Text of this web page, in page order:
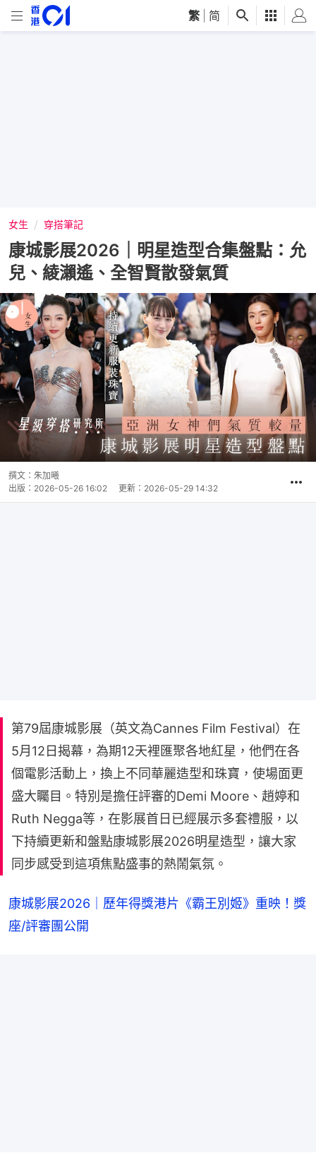
繁 简
女生 穿搭筆記
康城影展2026｜明星造型合集盤點：允
兒、綾瀨遙、全智賢散發氣質
撰文： 朱加曦
出版： 2026-05-26 16:02 更新： 2026-05-29 14:32
第79屆康城影展（英文為Cannes Film Festival）在
5月12日揭幕，為期12天裡匯聚各地紅星，他們在各
個電影活動上，換上不同華麗造型和珠寶，使場面更
盛大矚目。特別是擔任評審的Demi Moore、趙婷和
Ruth Negga等，在影展首日已經展示多套禮服，以
下持續更新和盤點康城影展2026明星造型，讓大家
同步感受到這項焦點盛事的熱鬧氣氛。
康城影展2026｜歷年得獎港片《霸王別姬》重映！獎
座/評審團公開